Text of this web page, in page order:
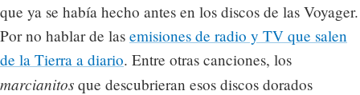
que ya se había hecho antes en los discos de las Voyager.
Por no hablar de las emisiones de radio y TV que salen
de la Tierra a diario. Entre otras canciones, los
marcianitos que descubrieran esos discos dorados